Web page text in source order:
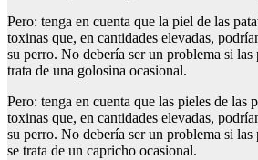
Pero: tenga en cuenta que la piel de las
toxinas que, en cantidades elevadas,
su perro. No debería ser un problema si las
trata de una golosina ocasional.
Pero: tenga en cuenta que las pieles de las
toxinas que, en cantidades elevadas,
su perro. No debería ser un problema si las
se trata de un capricho ocasional.